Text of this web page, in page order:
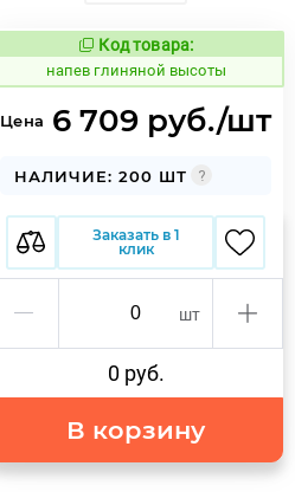
Код товара:
1080257 Код товара:
напев глиняной высоты
Цена 6 709 руб./шт
НАЛИЧИЕ: 200 ШТ
Заказать в 1
клик
шт
0 руб.
В корзину